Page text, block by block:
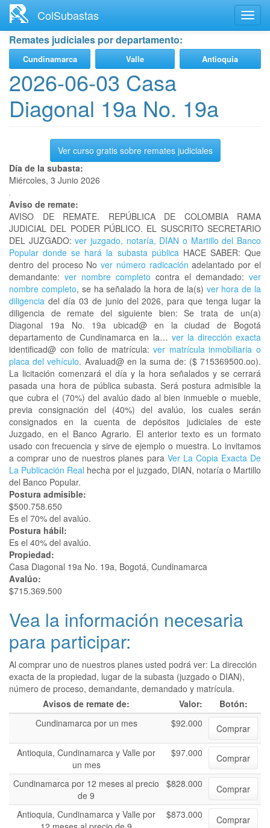
contenido
principal
ColSubastas
Remates judiciales por departamento:
Cundinamarca Valle Antioquia
2026-06-03 Casa
Diagonal 19a No. 19a
Ver curso gratis sobre remates judiciales
Día de la subasta:
Miércoles, 3 Junio 2026
Aviso de remate:
AVISO DE REMATE. REPÚBLICA DE COLOMBIA RAMA
JUDICIAL DEL PODER PÚBLICO. EL SUSCRITO SECRETARIO
DEL JUZGADO: ver juzgado, notaría, DIAN o Martillo del Banco
Popular donde se hará la subasta públicaHACE SABER: Que
dentro del proceso Nover número radicación adelantado por el
demandante: ver nombre completo contra el demandado: ver
nombre completo, se ha señalado la hora de la(s) ver hora de la
diligencia del día 03 de junio del 2026, para que tenga lugar la
diligencia de remate del siguiente bien: Se trata de un(a)
Diagonal 19a No. 19a ubicad@ en la ciudad de Bogotá
departamento de Cundinamarca en la… ver la dirección exacta
identificad@ con folio de matrícula:ver matrícula inmobiliaria o
placa del vehículo. Avaluad@ en la suma de: ($ 715369500.oo).
La licitación comenzará el día y la hora señalados y se cerrará
pasada una hora de pública subasta. Será postura admisible la
que cubra el (70%) del avalúo dado al bien inmueble o mueble,
previa consignación del (40%) del avalúo, los cuales serán
consignados en la cuenta de depósitos judiciales de este
Juzgado, en el Banco Agrario. El anterior texto es un formato
usado con frecuencia y sirve de ejemplo o muestra. Lo invitamos
a comprar uno de nuestros planes para Ver La Copia Exacta De
La Publicación Real hecha por el juzgado, DIAN, notaría o Martillo
del Banco Popular.
Postura admisible:
$500.758.650
Es el 70% del avalúo.
Postura hábil:
Es el 40% del avalúo.
Propiedad:
Casa Diagonal 19a No. 19a, Bogotá, Cundinamarca
Avalúo:
$715.369.500
Vea la información necesaria
para participar:
Al comprar uno de nuestros planes usted podrá ver: La dirección
exacta de la propiedad, lugar de la subasta (juzgado o DIAN),
número de proceso, demandante, demandado y matrícula.
Avisos de remate de:
Valor:
Botón:
Cundinamarca por un mes
$92.000
Comprar
Antioquia, Cundinamarca y Valle por
un mes
$97.000 Comprar
Cundinamarca por 12 meses al precio
de 9
$828.000 Comprar
Antioquia, Cundinamarca y Valle por
$873.000 Comprar